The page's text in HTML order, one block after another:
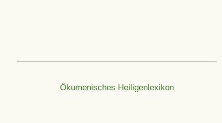
Ökumenisches Heiligenlexikon